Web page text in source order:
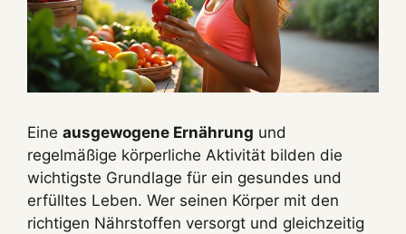
Eine ausgewogene Ernährung und
regelmäßige körperliche Aktivität bilden die
wichtigste Grundlage für ein gesundes und
erfülltes Leben. Wer seinen Körper mit den
richtigen Nährstoffen versorgt und gleichzeitig